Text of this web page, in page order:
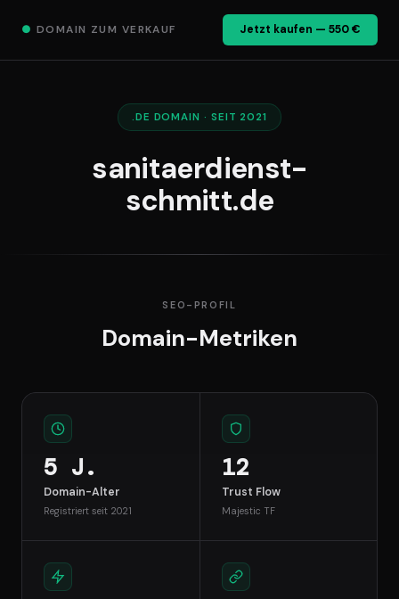
● DOMAIN ZUM VERKAUF Jetzt kaufen — 550 €
.DE DOMAIN · SEIT 2021
sanitaerdienst-
schmitt.de
SEO-PROFIL
Domain-Metriken
5 J.
Domain-Alter
Registriert seit 2021
12
Trust Flow
Majestic TF